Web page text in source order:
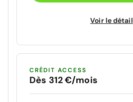
Voir le détail
CRÉDIT ACCESS
Dès 312 €/mois